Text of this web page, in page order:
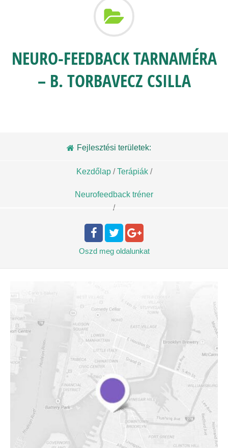
NEURO-FEEDBACK TARNAMÉRA
– B. TORBAVECZ CSILLA
Fejlesztési területek:
Kezdőlap / Terápiák /
Neurofeedback tréner
/
Oszd meg oldalunkat